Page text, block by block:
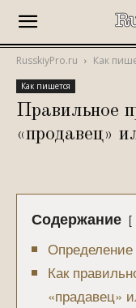
RusskiyPro.ru Как
Как пишется
Правильное
«продавец»
Содержание
Как
«прадавец»